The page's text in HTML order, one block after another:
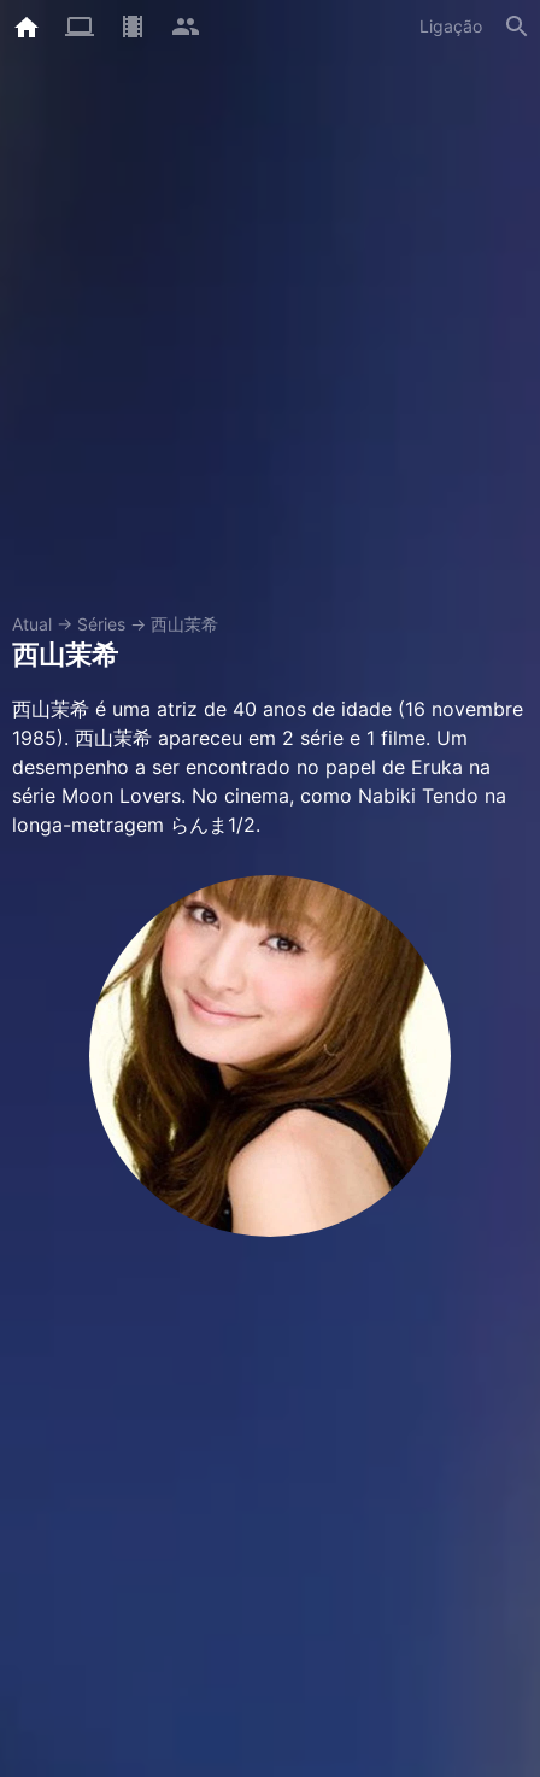
Ligação
Atual → Séries → 西山茉希
西山茉希
西山茉希 é uma atriz de 40 anos de idade (16 novembre
1985). 西山茉希 apareceu em 2 série e 1 filme. Um
desempenho a ser encontrado no papel de Eruka na
série Moon Lovers. No cinema, como Nabiki Tendo na
longa-metragem らんま1/2.